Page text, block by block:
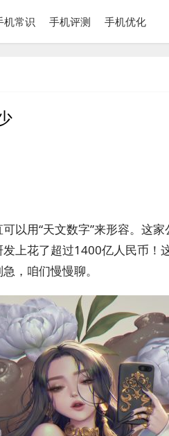
机常识 手机评测 手机优化
以用“天文数字”来形容。这
上花了超过1400亿人民币！
，咱们慢慢聊。